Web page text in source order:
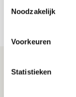
Noodzakelijk
Voorkeuren
Statistieken
doelpunten op
eveneens een